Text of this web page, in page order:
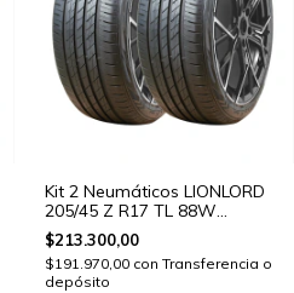
Kit 2 Neumáticos LIONLORD
205/45 Z R17 TL 88W
MUTECH H02
$213.300,00
$191.970,00 con Transferencia o
depósito